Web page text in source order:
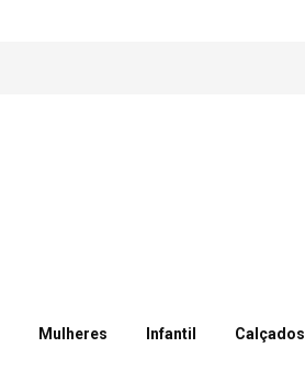
Mulheres Infantil Calçados